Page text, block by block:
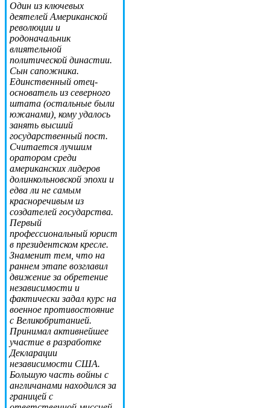
Один из ключевых
деятелей Американской
революции и
родоначальник
влиятельной
политической династии.
Сын сапожника.
Единственный отец-
основатель из северного
штата (остальные были
южанами), кому удалось
занять высший
государственный пост.
Считается лучшим
оратором среди
американских лидеров
долинкольновской эпохи и
едва ли не самым
красноречивым из
создателей государства.
Первый
профессиональный юрист
в президентском кресле.
Знаменит тем, что на
раннем этапе возглавил
движение за обретение
независимости и
фактически задал курс на
военное противостояние
с Великобританией.
Принимал активнейшее
участие в разработке
Декларации
независимости США.
Большую часть войны с
англичанами находился за
границей с